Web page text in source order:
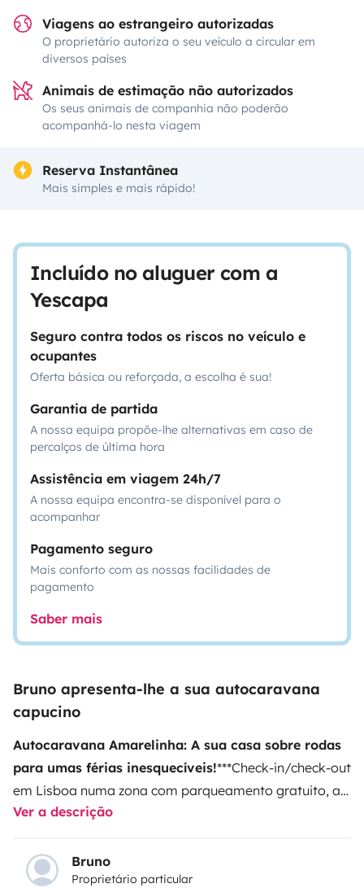
Viagens ao estrangeiro autorizadas
O proprietário autoriza o seu veículo a circular em
diversos países
Animais de estimação não autorizados
Os seus animais de companhia não poderão
acompanhá-lo nesta viagem
Reserva Instantânea
Mais simples e mais rápido!
Incluído no aluguer com a
Yescapa
Seguro contra todos os riscos no veículo e
ocupantes
Oferta básica ou reforçada, a escolha é sua!
Garantia de partida
A nossa equipa propõe-lhe alternativas em caso de
percalços de última hora
Assistência em viagem 24h/7
A nossa equipa encontra-se disponível para o
acompanhar
Pagamento seguro
Mais conforto com as nossas facilidades de
pagamento
Saber mais
Bruno apresenta-lhe a sua autocaravana
capucino
Autocaravana Amarelinha: A sua casa sobre rodas
para umas férias inesquecíveis!***Check-in/check-out
em Lisboa numa zona com parqueamento gratuito, a 8
km do Aeroporto de Lisboa e 800 metros da estação
de metro***Conhecida porAmarelinha, sou perfeita
para 3 amigos ou 1 casal com 1 filho.
ideal para uma condução fácil e estacionar em
Ver a descrição
Bruno
Proprietário particular